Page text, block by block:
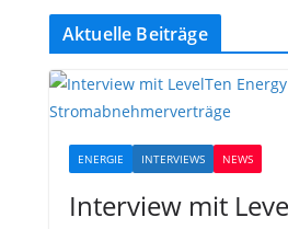
Aktuelle Beiträge
ENERGIE INTERVIEWS NEWS
Interview mit